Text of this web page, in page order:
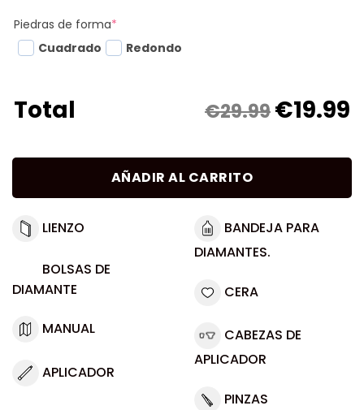
Piedras de forma*
Cuadrado
Redondo
Total €29.99€19.99
AÑADIR AL CARRITO
LIENZO
BOLSAS DE
DIAMANTE
MANUAL
APLICADOR
BANDEJA PARA
DIAMANTES.
CERA
CABEZAS DE
APLICADOR
PINZAS